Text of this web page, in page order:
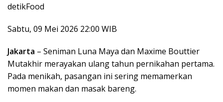
detikFood
Sabtu, 09 Mei 2026 22:00 WIB
Jakarta – Seniman Luna Maya dan Maxime Bouttier
Mutakhir merayakan ulang tahun pernikahan pertama.
Pada menikah, pasangan ini sering memamerkan
momen makan dan masak bareng.